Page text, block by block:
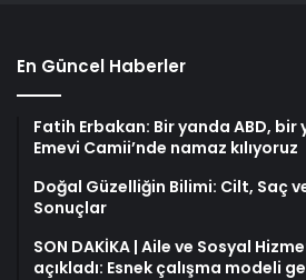
En Güncel Haberler
Fatih Erbakan: Bir yanda ABD, bir
Emevi Camii’nde namaz kılıyoruz
Doğal Güzelliğin Bilimi: Cilt, Saç
Sonuçlar
SON DAKİKA | Aile ve Sosyal
açıkladı: Esnek çalışma modeli